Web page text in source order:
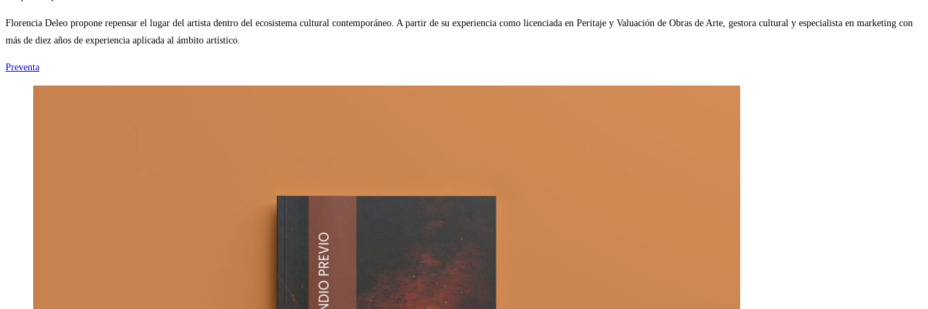
Florencia Deleo propone repensar el lugar del artista dentro del ecosistema cultural contemporáneo. A partir de su experiencia como licenciada en Peritaje y Valuación de Obras de Arte, gestora cultural y especialista en marketing con
más de diez años de experiencia aplicada al ámbito artístico.
Preventa